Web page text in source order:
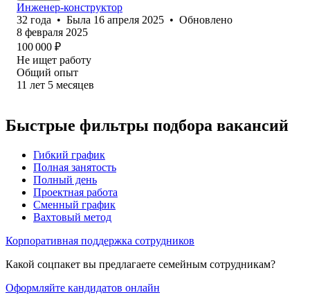
Инженер-конструктор
32 года • Была 16 апреля 2025 • Обновлено
8 февраля 2025
100 000 ₽
Не ищет работу
Общий опыт
11 лет 5 месяцев
Быстрые фильтры подбора вакансий
Гибкий график
Полная занятость
Полный день
Проектная работа
Сменный график
Вахтовый метод
Корпоративная поддержка сотрудников
Какой соцпакет вы предлагаете семейным сотрудникам?
Оформляйте кандидатов онлайн